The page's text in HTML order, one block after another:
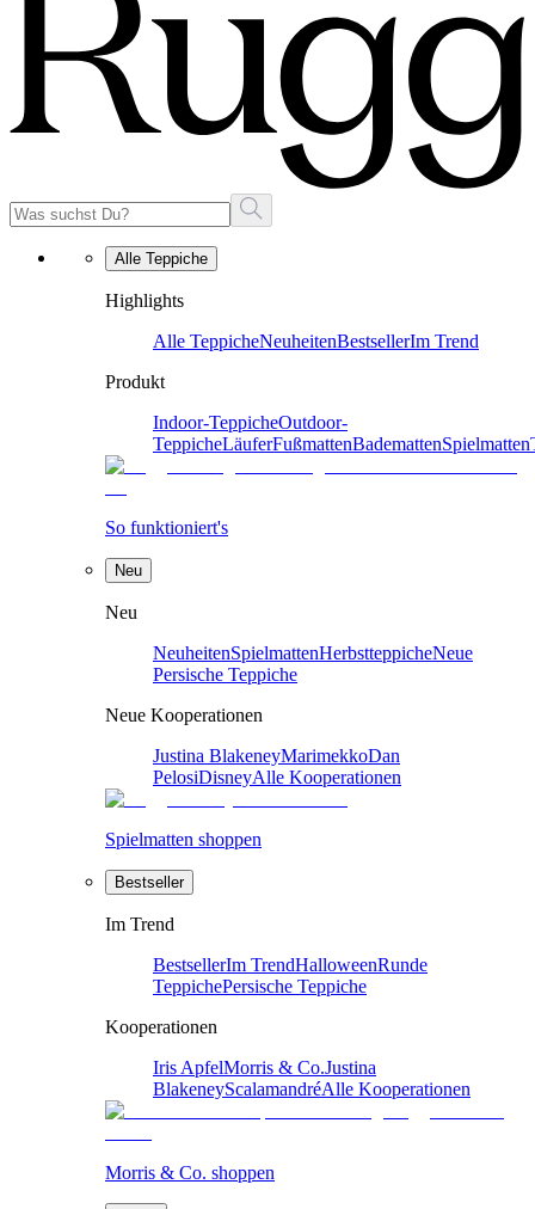
Alle Teppiche
Highlights
Alle TeppicheNeuheitenBestsellerIm Trend
Produkt
Indoor-TeppicheOutdoor-
TeppicheLäuferFußmattenBademattenSpielmatten
So funktioniert's
Neu
Neu
NeuheitenSpielmattenHerbstteppicheNeue
Persische Teppiche
Neue Kooperationen
Justina BlakeneyMarimekkoDan
PelosiDisneyAlle Kooperationen
Spielmatten shoppen
Bestseller
Im Trend
BestsellerIm TrendHalloweenRunde
TeppichePersische Teppiche
Kooperationen
Iris ApfelMorris & Co.Justina
BlakeneyScalamandréAlle Kooperationen
Morris & Co. shoppen